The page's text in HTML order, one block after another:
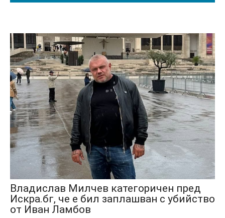
Владислав Милчев категоричен пред
Искра.бг, че е бил заплашван с убийство
от Иван Ламбов